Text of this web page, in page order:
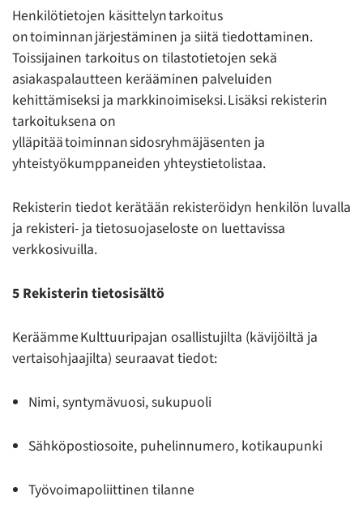
Henkilötietojen käsittelyn tarkoitus
on toiminnan järjestäminen ja siitä tiedottaminen.
Toissijainen tarkoitus on tilastotietojen sekä
asiakaspalautteen kerääminen palveluiden
kehittämiseksi ja markkinoimiseksi. Lisäksi rekisterin
tarkoituksena on
ylläpitää toiminnan sidosryhmäjäsenten ja
yhteistyökumppaneiden yhteystietolistaa.
Rekisterin tiedot kerätään rekisteröidyn henkilön luvalla
ja rekisteri- ja tietosuojaseloste on luettavissa
verkkosivuilla.
5 Rekisterin tietosisältö
Keräämme Kulttuuripajan osallistujilta (kävijöiltä ja
vertaisohjaajilta) seuraavat tiedot:
Nimi, syntymävuosi, sukupuoli
Sähköpostiosoite, puhelinnumero, kotikaupunki
Työvoimapoliittinen tilanne